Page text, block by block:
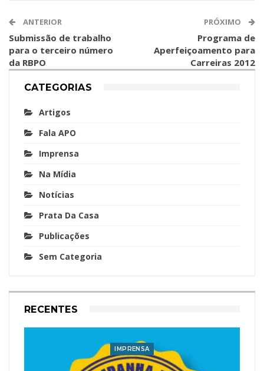
ANTERIOR
Submissão de trabalho
para o terceiro número
da RBPO
PRÓXIMO
Programa de
Aperfeiçoamento para
Carreiras 2012
CATEGORIAS
Artigos
Fala APO
Imprensa
Na Mídia
Notícias
Prata Da Casa
Publicações
Sem Categoria
RECENTES
IMPRENSA